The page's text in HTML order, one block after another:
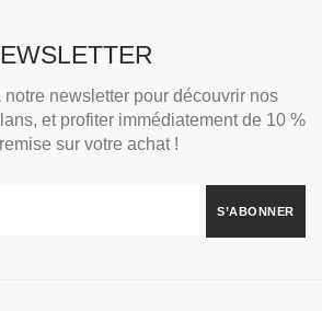
notre newsletter pour découvrir nos
et profiter immédiatement de 10 %
sur votre achat !